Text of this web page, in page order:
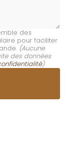
des
pour faciliter
(Aucune
des données
)